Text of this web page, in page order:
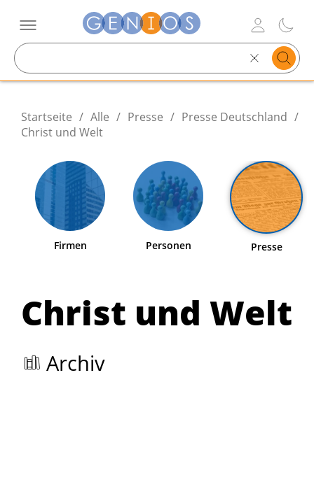
text
Startseite / Alle / Presse / Presse Deutschland /
Christ und Welt
Firmen Personen Presse
Christ und Welt
Archiv